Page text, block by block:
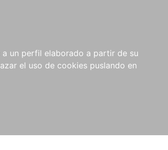
un perfil elaborado a partir de su
el uso de cookies puslando en